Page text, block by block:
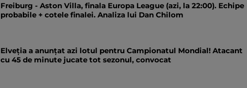
Freiburg - Aston Villa, finala Europa League (azi, la 22:00). Echipe
probabile + cotele finalei. Analiza lui Dan Chilom
Elveția a anunțat azi lotul pentru Campionatul Mondial! Atacant
cu 45 de minute jucate tot sezonul, convocat